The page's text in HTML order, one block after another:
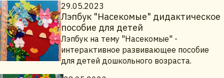
29.05.2023
Лэпбук "Насекомые" дидактическое
пособие для детей
Лэпбук на тему "Насекомые" -
интерактивное развивающее пособие
для детей дошкольного возраста.